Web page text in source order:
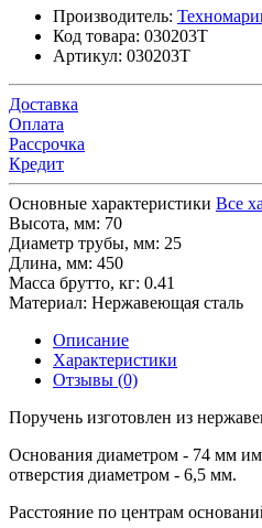
Производитель:
Код товара: 030203T
Артикул: 030203T
Доставка
Оплата
Рассрочка
Кредит
Основные характеристики Все
Высота, мм: 70
Диаметр трубы, мм: 25
Длина, мм: 450
Масса брутто, кг: 0.41
Материал: Нержавеющая сталь
Описание
Характеристики
Отзывы (0)
Поручень изготовлен из
Основания диаметром - 74 мм
отверстия диаметром - 6,5 мм.
Расстояние по центрам